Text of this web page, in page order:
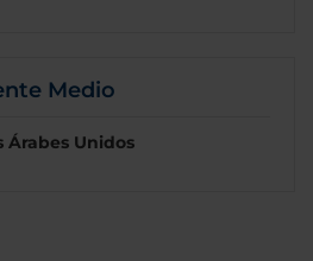
Medio
Árabes Unidos